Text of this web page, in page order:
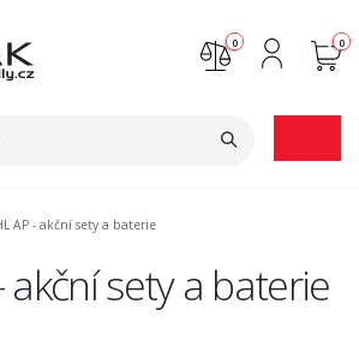
0
0
AP - akční sety a baterie
akční sety a baterie